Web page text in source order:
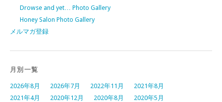
Drowse and yet… Photo Gallery
Honey Salon Photo Gallery
メルマガ登録
月別一覧
2026年8月 2026年7月 2022年11月
2021年8月
2021年4月
2020年12月 2020年8月
2020年5月